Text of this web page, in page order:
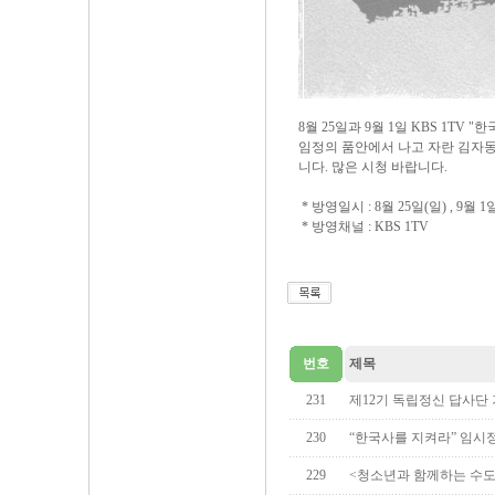
8월 25일과 9월 1일 KBS 1TV "
임정의 품안에서 나고 자란 김자
니다. 많은 시청 바랍니다.
* 방영일시 : 8월 25일(일) , 9월 1
* 방영채널 : KBS 1TV
번호 제목
231 제12기 독립정신 답사
230 “한국사를 지켜라” 임
229 <청소년과 함께하는 수